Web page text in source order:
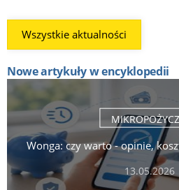
Wszystkie aktualności
Nowe artykuły w encyklopedii
Wonga: czy warto - opinie,
13.05.2026